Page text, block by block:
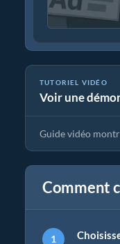
TUTORIEL VIDÉO
Voir une
Comment
Guide vidéo
Comment